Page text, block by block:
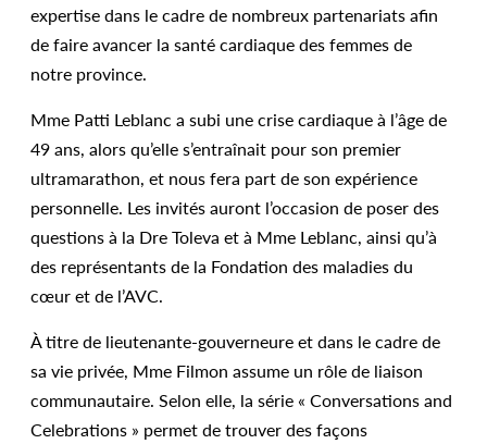
expertise dans le cadre de nombreux partenariats afin
de faire avancer la santé cardiaque des femmes de
notre province.
Mme Patti Leblanc a subi une crise cardiaque à l’âge de
49 ans, alors qu’elle s’entraînait pour son premier
ultramarathon, et nous fera part de son expérience
personnelle. Les invités auront l’occasion de poser des
questions à la Dre Toleva et à Mme Leblanc, ainsi qu’à
des représentants de la Fondation des maladies du
cœur et de l’AVC.
À titre de lieutenante-gouverneure et dans le cadre de
sa vie privée, Mme Filmon assume un rôle de liaison
communautaire. Selon elle, la série « Conversations and
Celebrations » permet de trouver des façons